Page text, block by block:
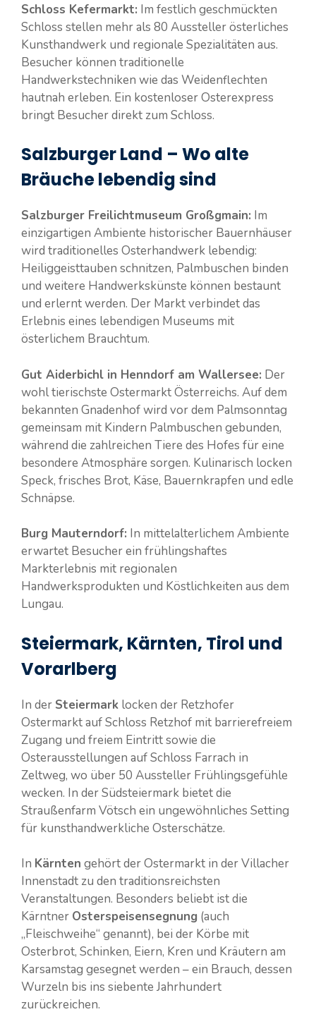
Schloss Kefermarkt: Im festlich geschmückten
Schloss stellen mehr als 80 Aussteller österliches
Kunsthandwerk und regionale Spezialitäten aus.
Besucher können traditionelle
Handwerkstechniken wie das Weidenflechten
hautnah erleben. Ein kostenloser Osterexpress
bringt Besucher direkt zum Schloss.
Salzburger Land – Wo alte
Bräuche lebendig sind
Salzburger Freilichtmuseum Großgmain: Im
einzigartigen Ambiente historischer Bauernhäuser
wird traditionelles Osterhandwerk lebendig:
Heiliggeisttauben schnitzen, Palmbuschen binden
und weitere Handwerkskünste können bestaunt
und erlernt werden. Der Markt verbindet das
Erlebnis eines lebendigen Museums mit
österlichem Brauchtum.
Gut Aiderbichl in Henndorf am Wallersee: Der
wohl tierischste Ostermarkt Österreichs. Auf dem
bekannten Gnadenhof wird vor dem Palmsonntag
gemeinsam mit Kindern Palmbuschen gebunden,
während die zahlreichen Tiere des Hofes für eine
besondere Atmosphäre sorgen. Kulinarisch locken
Speck, frisches Brot, Käse, Bauernkrapfen und edle
Schnäpse.
Burg Mauterndorf: In mittelalterlichem Ambiente
erwartet Besucher ein frühlingshaftes
Markterlebnis mit regionalen
Handwerksprodukten und Köstlichkeiten aus dem
Lungau.
Steiermark, Kärnten, Tirol und
Vorarlberg
In der Steiermark locken der Retzhofer
Ostermarkt auf Schloss Retzhof mit barrierefreiem
Zugang und freiem Eintritt sowie die
Osterausstellungen auf Schloss Farrach in
Zeltweg, wo über 50 Aussteller Frühlingsgefühle
wecken. In der Südsteiermark bietet die
Straußenfarm Vötsch ein ungewöhnliches Setting
für kunsthandwerkliche Osterschätze.
In Kärnten gehört der Ostermarkt in der Villacher
Innenstadt zu den traditionsreichsten
Veranstaltungen. Besonders beliebt ist die
Kärntner Osterspeisensegnung (auch
„Fleischweihe“ genannt), bei der Körbe mit
Osterbrot, Schinken, Eiern, Kren und Kräutern am
Karsamstag gesegnet werden – ein Brauch, dessen
Wurzeln bis ins siebente Jahrhundert
zurückreichen.